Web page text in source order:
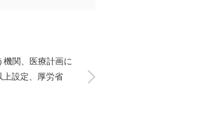
関、医療計画に
上設定、厚労省